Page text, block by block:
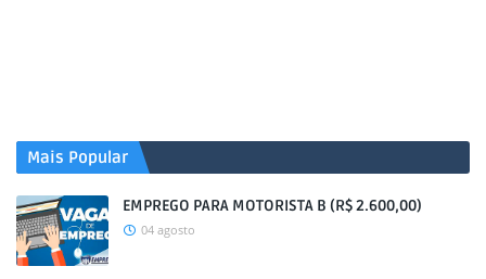
Mais Popular
EMPREGO PARA MOTORISTA B (R$ 2.600,00)
04 agosto